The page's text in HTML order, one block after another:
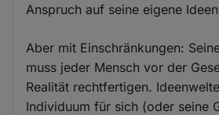
Anspruch auf seine eigene
Aber mit Einschränkungen:
muss jeder Mensch vor der
Realität rechtfertigen.
Individuum für sich (oder seine